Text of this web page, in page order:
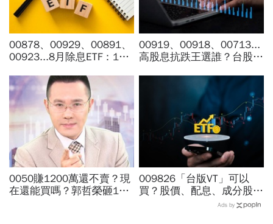
00878、00929、00891、
00923...8月除息ETF：14
金額、最後買進日，如何息
利雙賺
00919、00918、00713...
高股息抗跌王選誰？台股7
4％...存幾年回本、二代健
保門檻一次看
0050賺1200萬還不賣？現
在還能買嗎？郭哲榮砸1億
009826「台版VT」可以
買？股價、配息、成分股…
和全球VT哪不同，為何連
Ads by